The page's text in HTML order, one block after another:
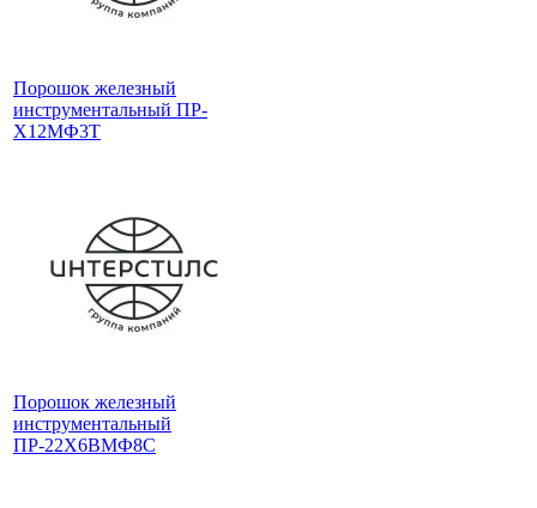
Порошок железный
инструментальный ПР-
Х12МФ3Т
Порошок железный
инструментальный
ПР-22Х6ВМФ8С